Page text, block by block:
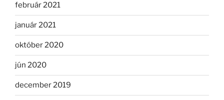
február 2021
január 2021
október 2020
jún 2020
december 2019